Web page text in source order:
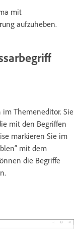
mit
aufzuheben.
Themeneditor. Sie
mit den Begriffen
markieren Sie im
mit dem
die Begriffe